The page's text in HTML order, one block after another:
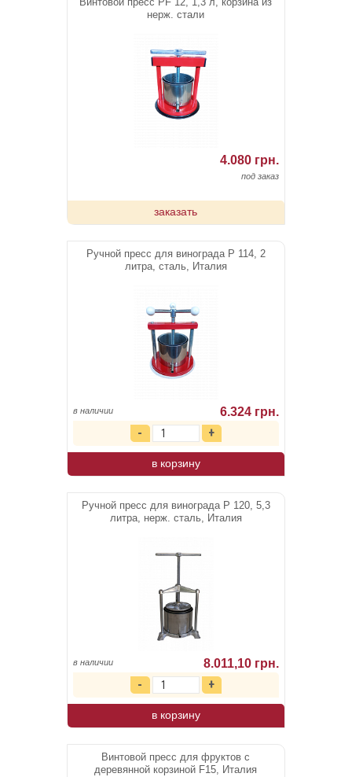
нерж. стали
4.080 грн.
под заказ
заказать
Ручной пресс для винограда Р 114, 2
литра, сталь, Италия
в наличии 6.324 грн.
в корзину
Ручной пресс для винограда Р 120, 5,3
литра, нерж. сталь, Италия
в наличии 8.011,10 грн.
в корзину
Винтовой пресс для фруктов с
деревянной корзиной F15, Италия